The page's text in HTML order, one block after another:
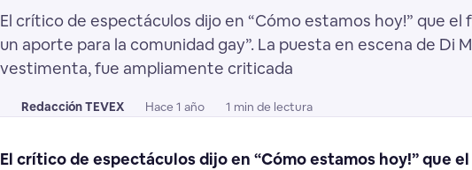
El crítico de espectáculos dijo en “Cómo estamos hoy!” que
un aporte para la comunidad gay”. La puesta en escena de Di
vestimenta, fue ampliamente criticada
Redacción TEVEX Hace 1 año 1 min de lectura
El crítico de espectáculos dijo en “Cómo estamos hoy!” que